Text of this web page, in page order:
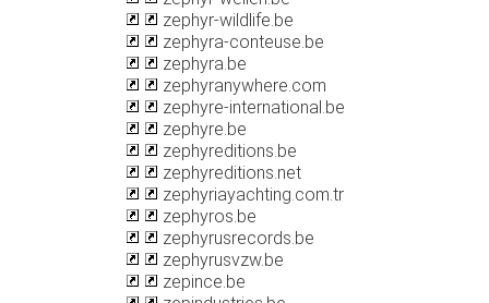
zephyr-wildlife.be
zephyra-conteuse.be
zephyra.be
zephyranywhere.com
zephyre-international.be
zephyre.be
zephyreditions.be
zephyreditions.net
zephyriayachting.com.tr
zephyros.be
zephyrusrecords.be
zephyrusvzw.be
zepince.be